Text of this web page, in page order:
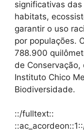
significativas
habitats,
garantir o uso
por populações.
788.900
de Conservação,
Instituto Chico
Biodiversidade.
::/fulltext::